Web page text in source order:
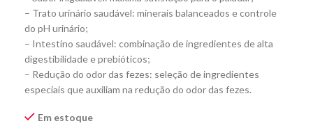
– Trato urinário saudável: minerais balanceados e controle
do pH urinário;
– Intestino saudável: combinação de ingredientes de alta
digestibilidade e prebióticos;
– Redução do odor das fezes: seleção de ingredientes
especiais que auxiliam na redução do odor das fezes.
Em estoque